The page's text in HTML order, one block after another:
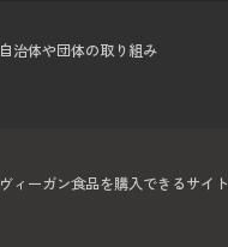
自治体や団体の取り組み
ヴィーガン食品を購入できるサイト